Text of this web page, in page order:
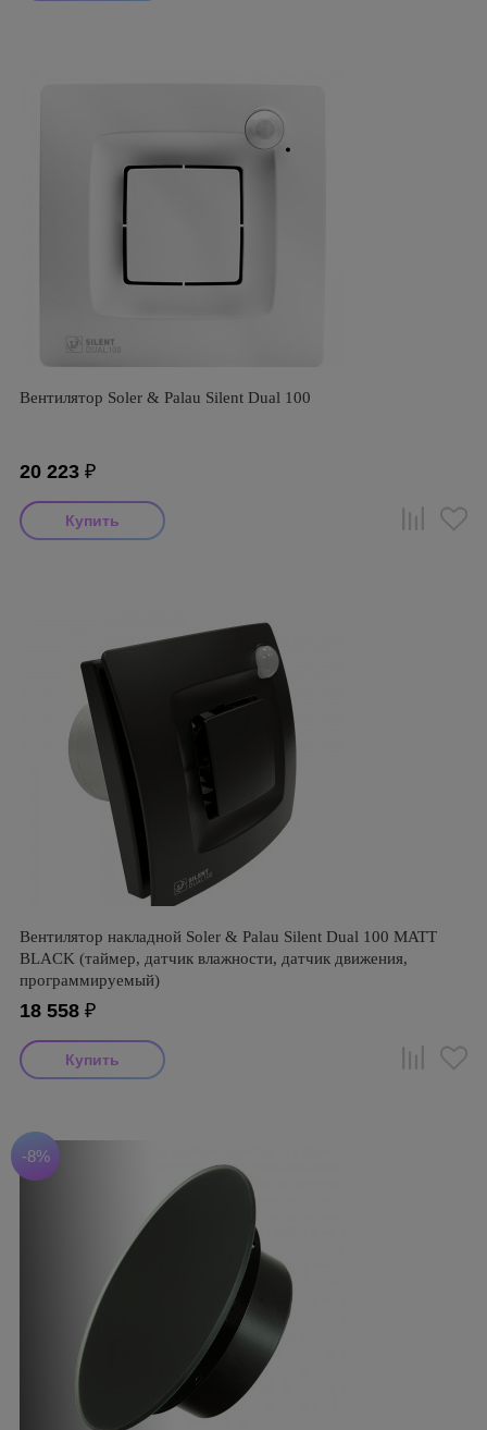
Вентилятор Soler & Palau Silent Dual 100
20 223 ₽
Вентилятор накладной Soler & Palau Silent Dual 100 MATT
BLACK (таймер, датчик влажности, датчик движения,
программируемый)
18 558 ₽
-8%